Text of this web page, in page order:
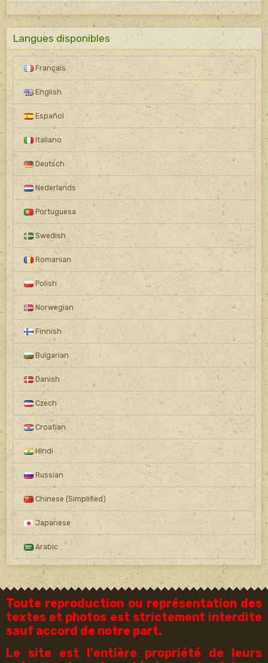
Langues disponibles
Français
English
Español
Italiano
Deutsch
Nederlands
Portuguesa
Swedish
Romanian
Polish
Norwegian
Finnish
Bulgarian
Danish
Czech
Croatian
Hindi
Russian
Chinese (Simplified)
Japanese
Arabic
Toute reproduction ou représentation des
textes et photos est strictement interdite
sauf accord de notre part.
Le site est l'entière propriété de leurs